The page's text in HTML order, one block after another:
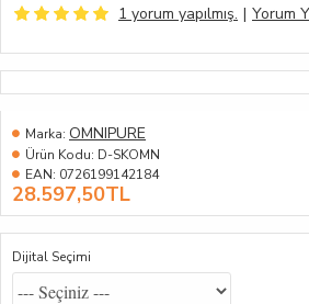
1 yorum yapılmış. | Yorum
28.597,50TL
Marka: OMNIPURE
Ürün Kodu: D-SKOMN
EAN: 0726199142184
Dijital Seçimi